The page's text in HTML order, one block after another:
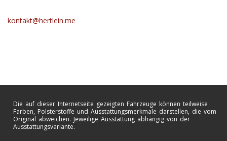
kontakt@hertlein.me
Die auf dieser Internetseite gezeigten Fahrzeuge können teilweise
Farben, Polsterstoffe und Ausstattungsmerkmale darstellen, die vom
Original abweichen. Jeweilige Ausstattung abhängig von der
Ausstattungsvariante.